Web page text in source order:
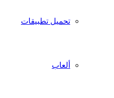
تحميل تطبيقات
ألعاب